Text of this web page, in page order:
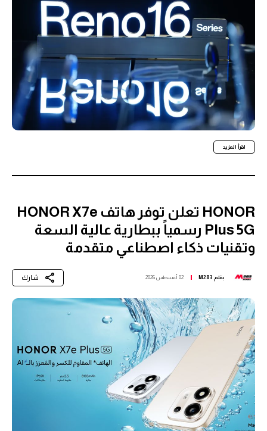
اقرأ المزيد
HONOR تعلن توفر هاتف HONOR X7e
Plus 5G رسمياً ببطارية عالية السعة
وتقنيات ذكاء اصطناعي متقدمة
بقلم M283 02 أغسطس 2026 شارك